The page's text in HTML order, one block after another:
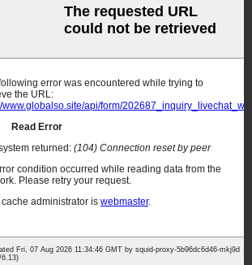
Abonnéieren
Zertifizéierung
Ausstellung